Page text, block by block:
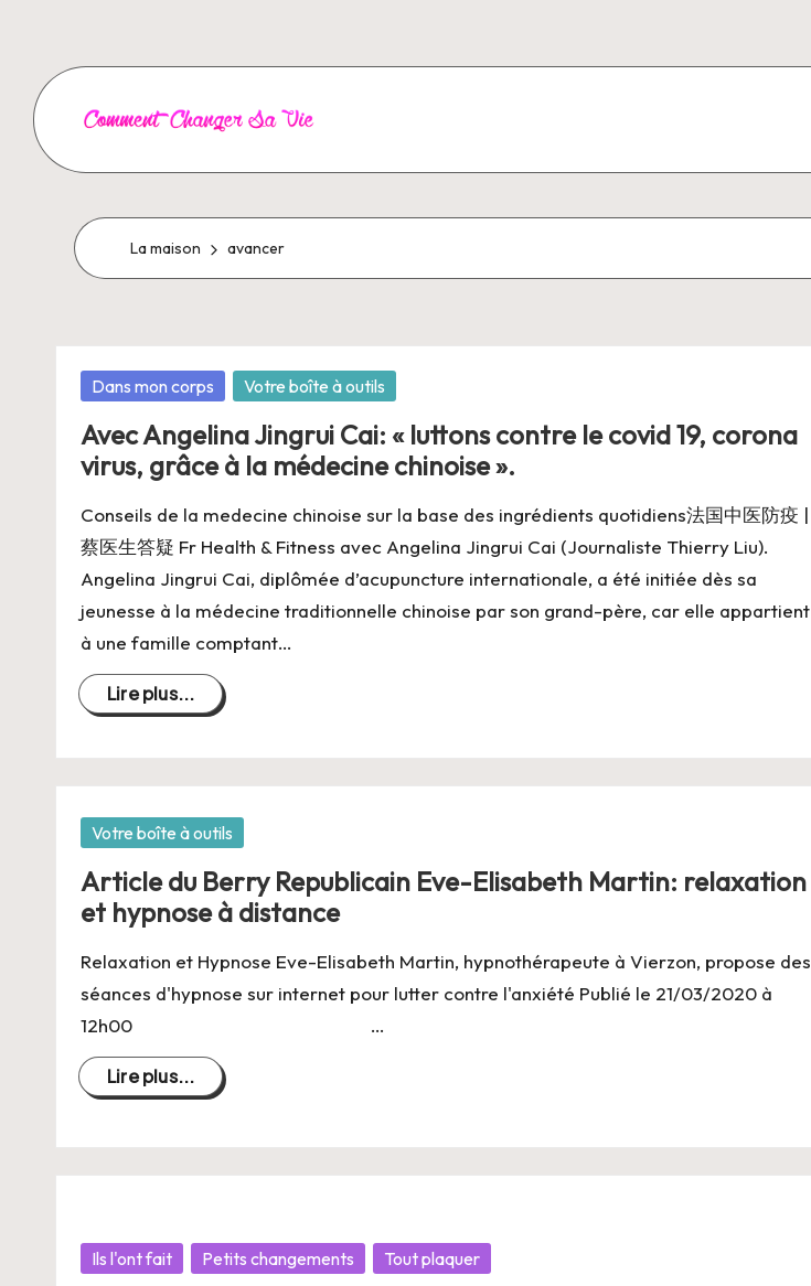
contenu
C
o
m
e
n
t
C
h
a
n
g
e
r
s
a
V
ie
La maison avancer
Posté
Dans mon corps Votre boîte à outils
Avec Angelina Jingrui Cai: « luttons contre le covid 19, corona
virus, grâce à la médecine chinoise ».
Conseils de la medecine chinoise sur la base des ingrédients quotidiens法国中医防疫 |
蔡医生答疑 Fr Health & Fitness avec Angelina Jingrui Cai (Journaliste Thierry Liu).
Angelina Jingrui Cai, diplômée d’acupuncture internationale, a été initiée dès sa
jeunesse à la médecine traditionnelle chinoise par son grand-père, car elle appartient
à une famille comptant…
Lire plus...
Posté
Votre boîte à outils
Article du Berry Republicain Eve-Elisabeth Martin: relaxation
et hypnose à distance
Relaxation et Hypnose Eve-Elisabeth Martin, hypnothérapeute à Vierzon, propose des
séances d'hypnose sur internet pour lutter contre l'anxiété Publié le 21/03/2020 à
12h00 …
Lire plus...
Posté
Ils l'ont fait Petits changements Tout plaquer